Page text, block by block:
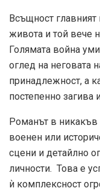
Всъщност
живота и той вече
Голямата война
оглед на неговата
принадлежност, а
постепенно загива
Романът в
военен или
сцени и детайлно
личности. Това е
ѝ комплексност